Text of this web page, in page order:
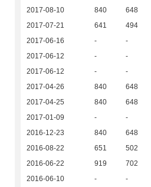
2017-08-10
840 648
2017-07-21
641 494
2017-06-16
- -
2017-06-12
- -
2017-06-12
- -
2017-04-26
840 648
2017-04-25
840 648
2017-01-09
- -
2016-12-23
840 648
2016-08-22
651 502
2016-06-22
919 702
2016-06-10
- -